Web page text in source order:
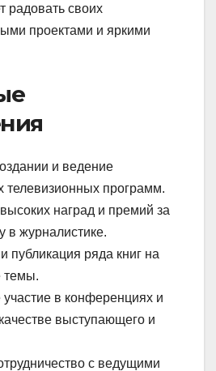
радовать своих
проектами и яркими
и ведение
телевизионных программ.
наград и премий за
в журналистике.
публикация ряда книг на
темы.
участие в конференциях и
выступающего и
с ведущими